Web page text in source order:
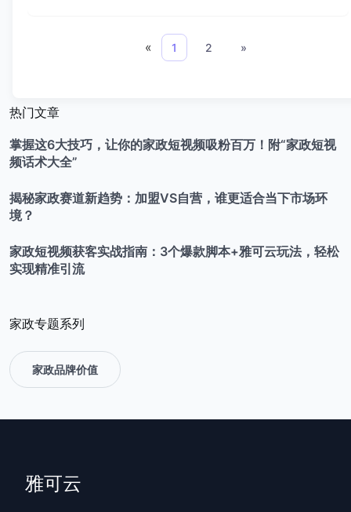
« 1 2 »
热门文章
掌握这6大技巧，让你的家政短视频吸粉百万！附“家政短视
频话术大全”
揭秘家政赛道新趋势：加盟VS自营，谁更适合当下市场环
境？
家政短视频获客实战指南：3个爆款脚本+雅可云玩法，轻松
实现精准引流
家政专题系列
家政品牌价值
雅可云